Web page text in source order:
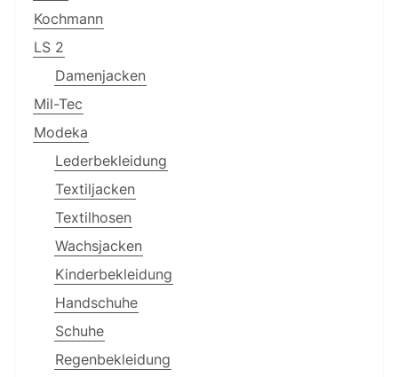
Kochmann
LS 2
Damenjacken
Mil-Tec
Modeka
Lederbekleidung
Textiljacken
Textilhosen
Wachsjacken
Kinderbekleidung
Handschuhe
Schuhe
Regenbekleidung